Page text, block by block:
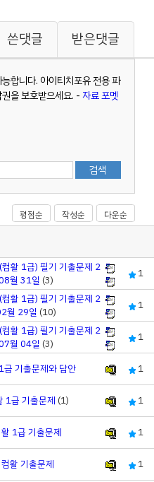
쓴댓글 받은댓글
합니다. 아이티치포유 전용 파
을 보호받으세요. -자료 포멧
평점순 작성순 다운순
활 1급) 필기 기출문제 2
월 31일 (3)
1
활 1급) 필기 기출문제 2
월 29일 (10)
1
활 1급) 필기 기출문제 2
월 04일 (3)
1
기출문제와 답안
1
1급 기출문제 (1)
1
1급 기출문제
1
활 기출문제
1